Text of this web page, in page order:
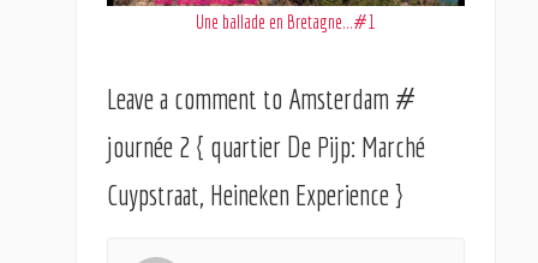
Une ballade en Bretagne…#1
Leave a comment to Amsterdam #
journée 2 { quartier De Pijp: Marché
Cuypstraat, Heineken Experience }